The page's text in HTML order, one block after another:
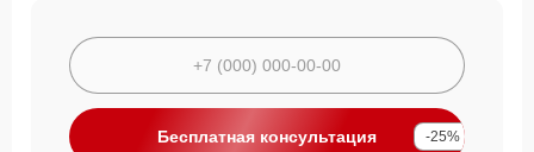
Бесплатная консультация -25%